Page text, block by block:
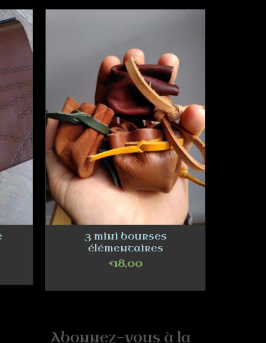
3 mini bourses
élémentaires
€18,00
Abonnez-vous à la